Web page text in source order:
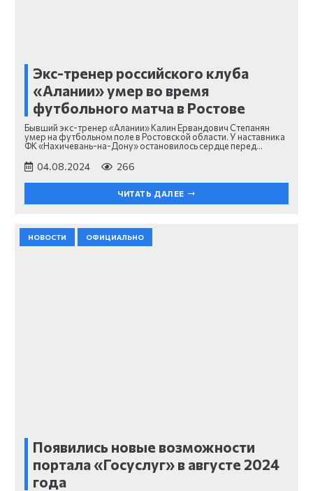
Экс-тренер российского клуба
«Алании» умер во время
футбольного матча в Ростове
Бывший экс-тренер «Алании» Калин Ервандович Степанян
умер на футбольном поле в Ростовской области. У наставника
ФК «Нахичевань-на-Дону» остановилось сердце перед…
04.08.2024 266
ЧИТАТЬ ДАЛЕЕ
НОВОСТИ ОФИЦИАЛЬНО
Появились новые возможности
портала «Госуслуг» в августе 2024
года